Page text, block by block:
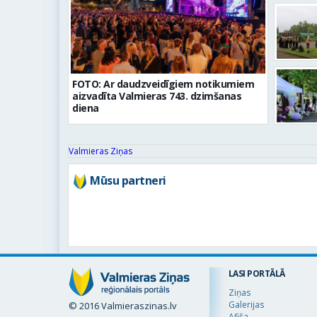
FOTO: Ar daudzveidīgiem notikumiem
aizvadīta Valmieras 743. dzimšanas
diena
Valmieras Ziņas
Mūsu partneri
© 2016 Valmieraszinas.lv
LASI PORTĀLĀ
Ziņas
Galerijas